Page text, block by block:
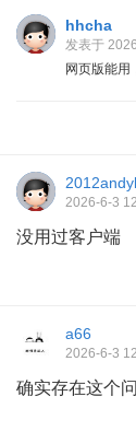
hhcha
发表于
网页版能用
2026-6-3
没用过客户端
a66
2026-6-3
确实存在这个